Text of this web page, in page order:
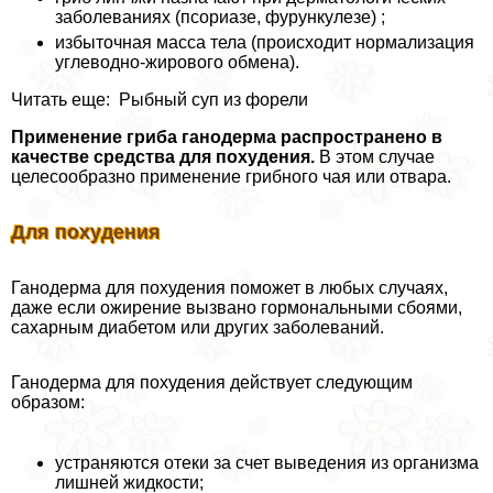
заболеваниях (псориазе, фурункулезе) ;
избыточная масса тела (происходит нормализация
углеводно-жирового обмена).
Читать еще: Рыбный суп из форели
Применение гриба ганодерма распространено в
качестве средства для похудения. В этом случае
целесообразно применение грибного чая или отвара.
Для похудения
Ганодерма для похудения поможет в любых случаях,
даже если ожирение вызвано гормональными сбоями,
сахарным диабетом или других заболеваний.
Ганодерма для похудения действует следующим
образом:
устраняются отеки за счет выведения из организма
лишней жидкости;